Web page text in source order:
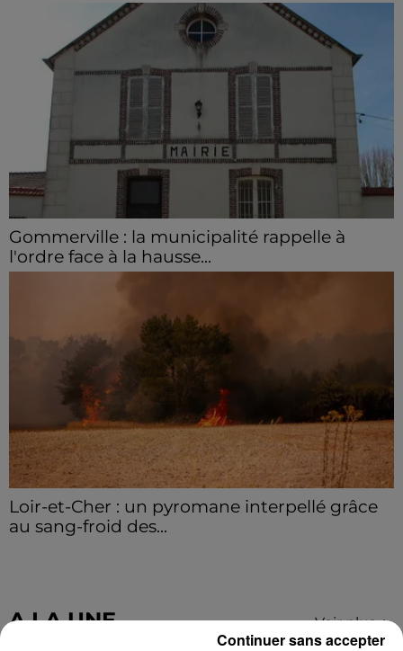
Gommerville : la municipalité rappelle à
l'ordre face à la hausse...
hausse des incivilités, la mairie de Gommerville
hausse...
Loir-et-Cher : un pyromane interpellé grâce
au sang-froid des...
Grâce...
A LA UNE Voir plus
Continuer sans accepter